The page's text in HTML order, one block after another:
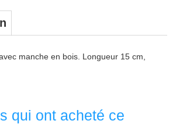
manche en bois. Longueur 15 cm,
qui ont acheté ce